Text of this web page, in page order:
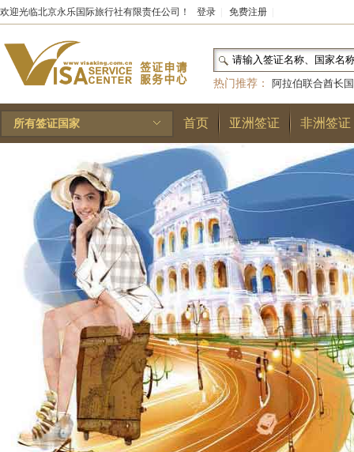
欢迎光临北京永乐国际旅行社有限责任公司！ 登录 免费注册
热门推荐：
阿拉伯联合酋长国
和国|布基纳法索|巴勒斯坦
林王国|安道尔公国|
所有签证国家 首页 亚洲签证 非洲签证